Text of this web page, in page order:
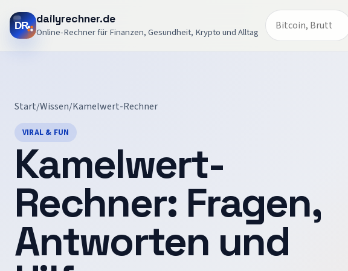
dailyrechner.de
Online-Rechner für Finanzen, Gesundheit, Krypto und Alltag
Start/Wissen/Kamelwert-Rechner
VIRAL & FUN
Kamelwert-
Rechner: Fragen,
Antworten und